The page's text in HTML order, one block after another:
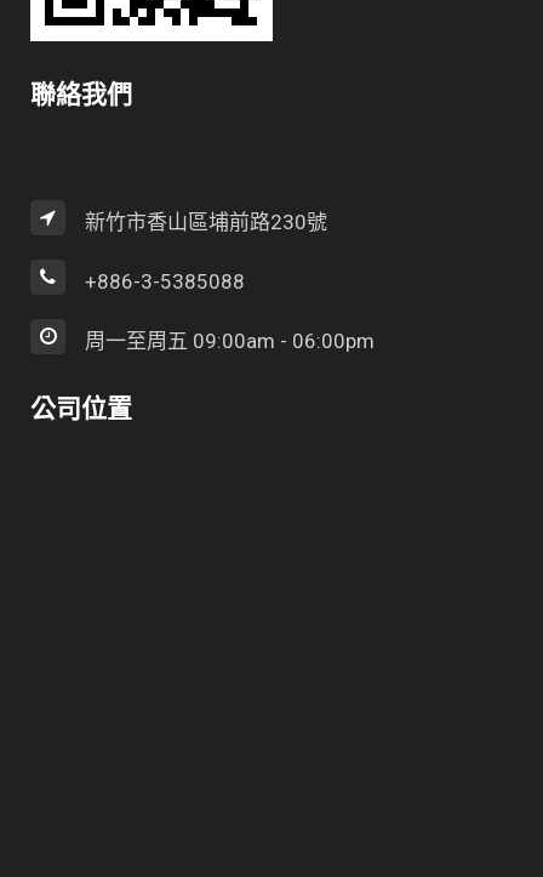
聯絡我們
新竹市香山區埔前路230號
+886-3-5385088
周一至周五 09:00am - 06:00pm
公司位置